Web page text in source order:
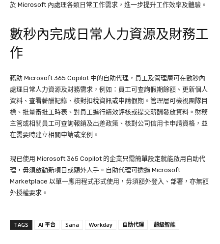
於 Microsoft 內處理各類日常工作需求，進一步提升工作效率及體驗。
數秒內完成日常人力資源及財務工
作
藉助 Microsoft 365 Copilot 中的自助代理，員工及管理層可在數秒內
處理日常人力資源及財務需求，例如：員工可查詢假期餘額、更新個人
資料、查看薪酬記錄、核對扣稅資訊或申請假期。管理層可檢視團隊目
標、批量審批工時表、對員工進行績效評核或提交薪酬發放資料。財務
主管或相關員工可查詢報銷及出差政策、核對公司信用卡申請資格，並
在需要時建立相關申請或案例。
現已使用 Microsoft 365 Copilot 的企業只需簡單設定就能啟用自助代
理，毋須啟動新項目或額外人手。自助代理可透過 Microsoft
Marketplace 以單一應用程式形式使用，毋須額外登入、部署，亦無額
外授權要求。
TAGS AI 平台 Sana Workday 自助代理 超級智能